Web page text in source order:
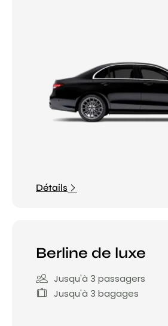
Détails
Berline de luxe
Jusqu'à 3 passagers
Jusqu'à 3 bagages